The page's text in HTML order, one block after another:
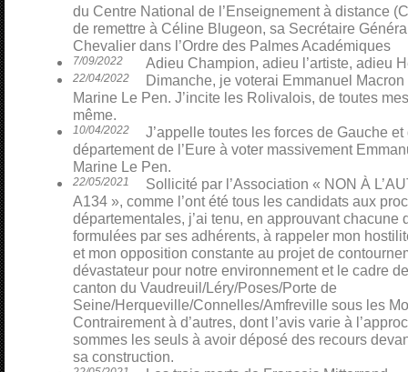
du Centre National de l’Enseignement à distance
de remettre à Céline Blugeon, sa Secrétaire
Chevalier dans l’Ordre des Palmes Académiques
7/09/2022 Adieu Champion, adieu l’artiste, adieu
22/04/2022
Dimanche, je voterai Emmanuel
Marine Le Pen. J’incite les Rolivalois, de toutes
même.
10/04/2022
J’appelle toutes les forces de Gauche
département de l’Eure à voter massivement
Marine Le Pen.
22/05/2021
Sollicité par l’Association « NON À
A134 », comme l’ont été tous les candidats aux
départementales, j’ai tenu, en approuvant chacune
formulées par ses adhérents, à rappeler mon
et mon opposition constante au projet de
dévastateur pour notre environnement et le cadre
canton du Vaudreuil/Léry/Poses/Porte de
Seine/Herqueville/Connelles/Amfreville sous les
Contrairement à d’autres, dont l’avis varie à
sommes les seuls à avoir déposé des recours
sa construction.